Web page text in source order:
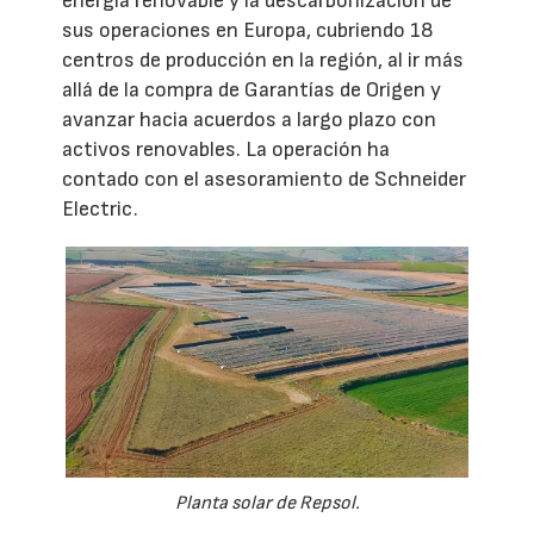
sus operaciones en Europa, cubriendo 18
centros de producción en la región, al ir más
allá de la compra de Garantías de Origen y
avanzar hacia acuerdos a largo plazo con
activos renovables. La operación ha
contado con el asesoramiento de Schneider
Electric.
Planta solar de Repsol.